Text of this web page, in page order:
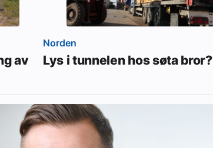
av
Norden
Lys i tunnelen hos søta bror?